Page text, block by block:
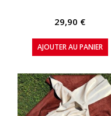
29,90 €
AJOUTER AU PANIER